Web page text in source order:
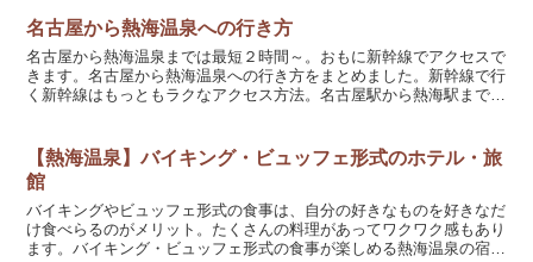
名古屋から熱海温泉への行き方
名古屋から熱海温泉までは最短２時間～。おもに新幹線でアクセスで
きます。名古屋から熱海温泉への行き方をまとめました。新幹線で行
く新幹線はもっともラクなアクセス方法。名古屋駅から熱海駅まで東
【熱海温泉】バイキング・ビュッフェ形式のホテル・旅
館
バイキングやビュッフェ形式の食事は、自分の好きなものを好きなだ
け食べらるのがメリット。たくさんの料理があってワクワク感もあり
ます。バイキング・ビュッフェ形式の食事が楽しめる熱海温泉の宿を